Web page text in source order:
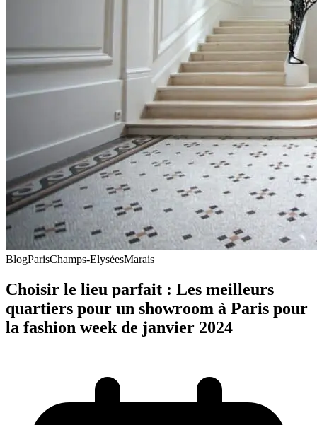
BlogParisChamps-ElyséesMarais
Choisir le lieu parfait : Les meilleurs
quartiers pour un showroom à Paris pour
la fashion week de janvier 2024